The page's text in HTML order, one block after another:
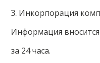
3. Инкорпорация
Информация
за 24 часа.